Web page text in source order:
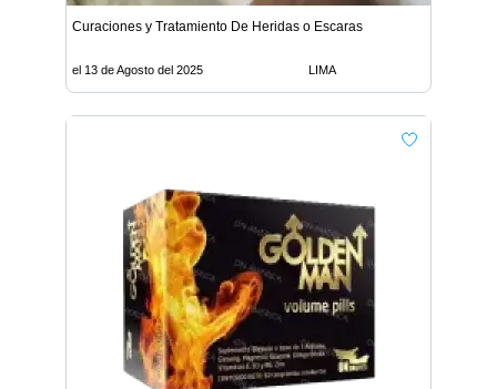
Curaciones y Tratamiento De Heridas o Escaras
el 13 de Agosto del 2025 LIMA